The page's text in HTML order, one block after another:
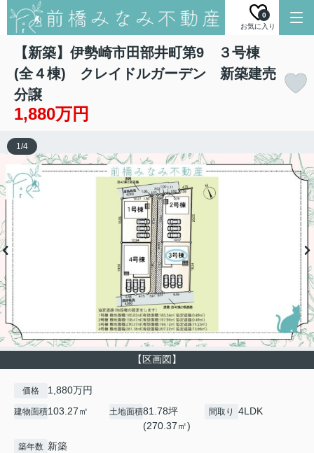
お気に入り
0
【新築】伊勢崎市田部井町第9 ３号棟
(全４棟) クレイドルガーデン 新築建売
分譲
1,880万円
【区画図】
1/4
価格 1,880万円
建物面積103.27㎡ 土地面積81.78坪
(270.37㎡)
間取り 4LDK
築年数 新築